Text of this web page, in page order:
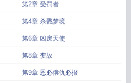
第2章 受罚者
第4章 杀戮梦境
第6章 凶戾天使
第8章 变故
第9章 恩必偿仇必报